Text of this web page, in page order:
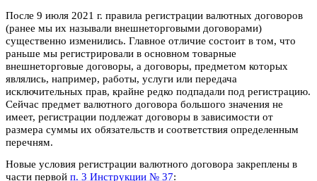
После 9 июля 2021 г. правила регистрации валютных договоров
(ранее мы их называли внешнеторговыми договорами)
существенно изменились. Главное отличие состоит в том, что
раньше мы регистрировали в основном товарные
внешнеторговые договоры, а договоры, предметом которых
являлись, например, работы, услуги или передача
исключительных прав, крайне редко подпадали под регистрацию.
Сейчас предмет валютного договора большого значения не
имеет, регистрации подлежат договоры в зависимости от
размера суммы их обязательств и соответствия определенным
перечням.
Новые условия регистрации валютного договора закреплены в
части первой п. 3 Инструкции № 37: